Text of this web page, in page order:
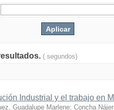
( segundos)
Industrial y el trabajo en
Guadalupe Marlene; Concha